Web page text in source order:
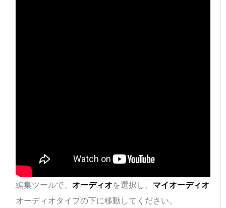
編集ツールで、オーディオを選択し、 マイオーディオ
オーディオタイプの下に移動してください。